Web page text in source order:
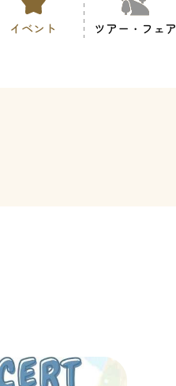
イベント ツアー・フェア